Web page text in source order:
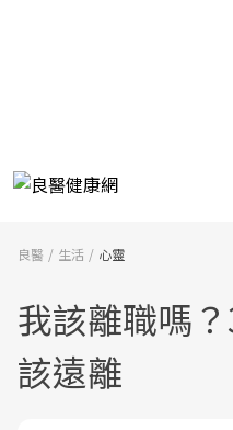
良醫 生活 心靈
我該離職嗎
該遠離